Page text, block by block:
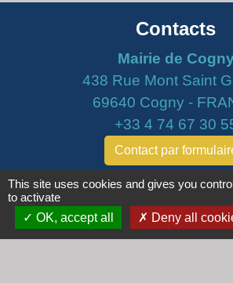
Contacts
Mairie de
438 Rue Mont Saint
69640 Cogny -
+33 4 74 67 30
Contact par
Horaires
Lundi : 16h30 -
Mardi : 8h30 -
This site uses cookies and gives you
to activate
OK, accept all
Deny all